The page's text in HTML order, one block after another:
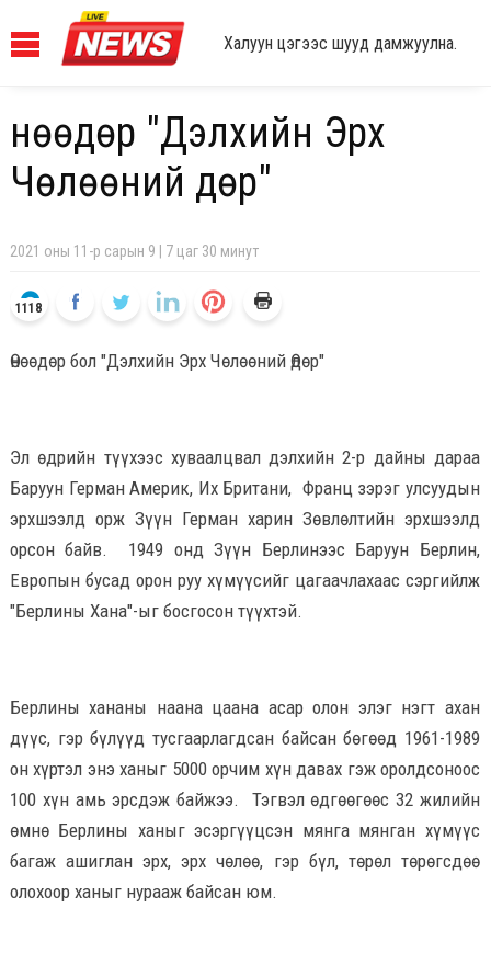
Халуун цэгээс шууд дамжуулна.
Өнөөдөр "Дэлхийн Эрх
Чөлөөний Өдөр"
2021 оны 11-р сарын 9 | 7 цаг 30 минут
1118
Өнөөдөр бол "Дэлхийн Эрх Чөлөөний Өдөр"
Эл өдрийн түүхээс хуваалцвал дэлхийн 2-р дайны дараа
Баруун Герман Америк, Их Британи, Франц зэрэг улсуудын
эрхшээлд орж Зүүн Герман харин Зөвлөлтийн эрхшээлд
орсон байв. 1949 онд Зүүн Берлинээс Баруун Берлин,
Европын бусад орон руу хүмүүсийг цагаачлахаас сэргийлж
"Берлины Хана"-ыг босгосон түүхтэй.
Берлины хананы наана цаана асар олон элэг нэгт ахан
дүүс, гэр бүлүүд тусгаарлагдсан байсан бөгөөд 1961-1989
он хүртэл энэ ханыг 5000 орчим хүн давах гэж оролдсоноос
100 хүн амь эрсдэж байжээ. Тэгвэл өдгөөгөөс 32 жилийн
өмнө Берлины ханыг эсэргүүцсэн мянга мянган хүмүүс
багаж ашиглан эрх, эрх чөлөө, гэр бүл, төрөл төрөгсдөө
олохоор ханыг нурааж байсан юм.